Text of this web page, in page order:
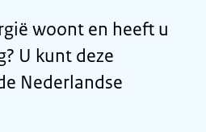
woont en heeft u
U kunt deze
Nederlandse